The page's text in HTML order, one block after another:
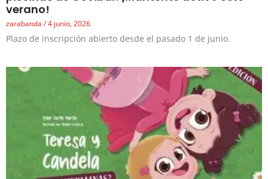
verano!
zarabanda 4 junio, 2026
Plazo de inscripción abierto desde el pasado 1 de junio.